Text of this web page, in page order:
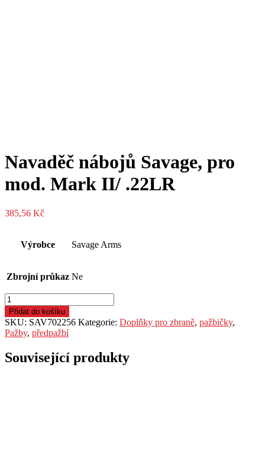
Navaděč nábojů Savage, pro
mod. Mark II/ .22LR
385,56 Kč
Výrobce Savage Arms
Zbrojní průkaz Ne
Navaděč
nábojů
Savage,
pro
mod.
Mark
II/
Přidat do košíku
SKU: SAV702256 Kategorie: Doplňky pro zbraně, pažbičky,
Pažby, předpažbí
Související produkty